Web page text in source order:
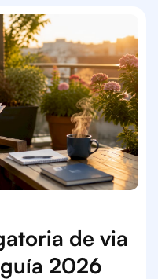
de via
2026